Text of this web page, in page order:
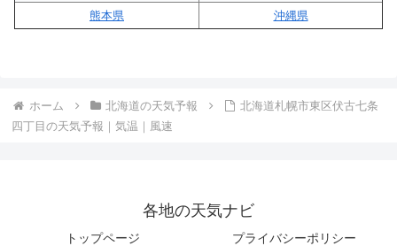
熊本県
沖縄県
ホーム 北海道の天気予報
北海道札幌市東区伏古七条
四丁目の天気予報｜気温｜風速
各地の天気ナビ
トップページ プライバシーポリシー